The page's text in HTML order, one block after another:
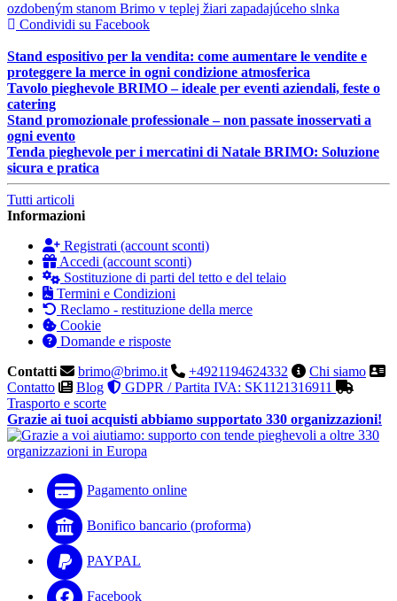
Condividi su Facebook
Stand espositivo per la vendita: come aumentare le vendite e
proteggere la merce in ogni condizione atmosferica
Tavolo pieghevole BRIMO – ideale per eventi aziendali, feste o
catering
Stand promozionale professionale – non passate inosservati a
ogni evento
Tenda pieghevole per i mercatini di Natale BRIMO: Soluzione
sicura e pratica
Tutti articoli
Informazioni
Registrati (account sconti)
Accedi (account sconti)
Sostituzione di parti del tetto e del telaio
Termini e Condizioni
Reclamo - restituzione della merce
Cookie
Domande e risposte
Contatti
brimo@brimo.it +4921194624332
Chi siamo
Contatto
Blog
GDPR / Partita IVA: SK1121316911
Trasporto e scorte
Grazie ai tuoi acquisti abbiamo supportato 330 organizzazioni!
Pagamento online
Bonifico bancario (proforma)
PAYPAL
Facebook